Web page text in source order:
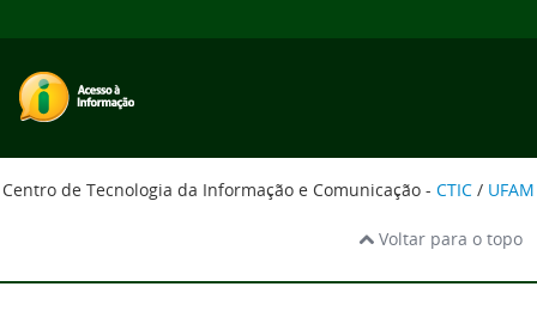
Centro de Tecnologia da Informação e Comunicação - CTIC / UFAM
Voltar para o topo